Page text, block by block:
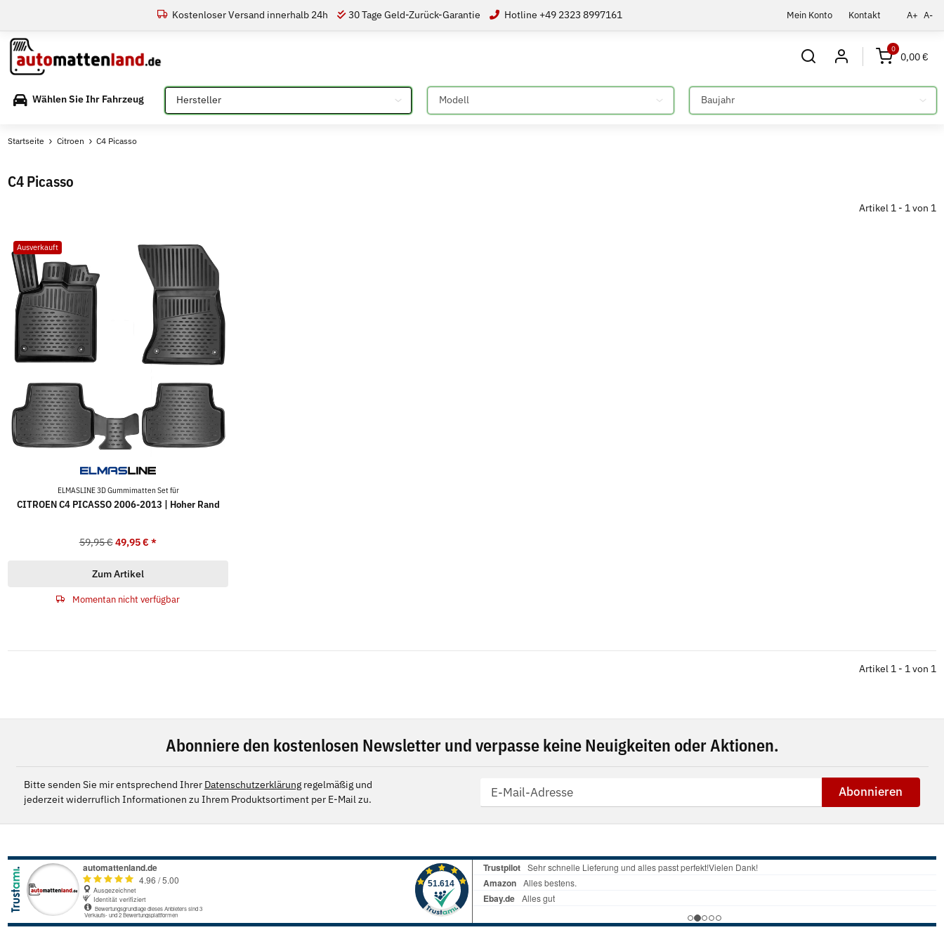
Mein Konto Kontakt A+ A-
Kostenloser Versand innerhalb 24h 30 Tage Geld-Zurück-Garantie Hotline +49 2323 8997161
0
0,00 €
Wählen Sie Ihr Fahrzeug Bitte auswählen Bitte auswählen Bitte auswählen
Startseite Citroen C4 Picasso
C4 Picasso
Artikel 1 - 1 von 1
Ausverkauft
ELMASLINE 3D Gummimatten Set für
CITROEN C4 PICASSO 2006-2013 | Hoher Rand
59,95 € 49,95 €*
Zum Artikel
Momentan nicht verfügbar
Artikel 1 - 1 von 1
Abonniere den kostenlosen Newsletter und verpasse keine Neuigkeiten oder Aktionen.
Bitte senden Sie mir entsprechend Ihrer Datenschutzerklärungregelmäßig und
jederzeit widerruflich Informationen zu Ihrem Produktsortiment per E-Mail zu.
Abonnieren